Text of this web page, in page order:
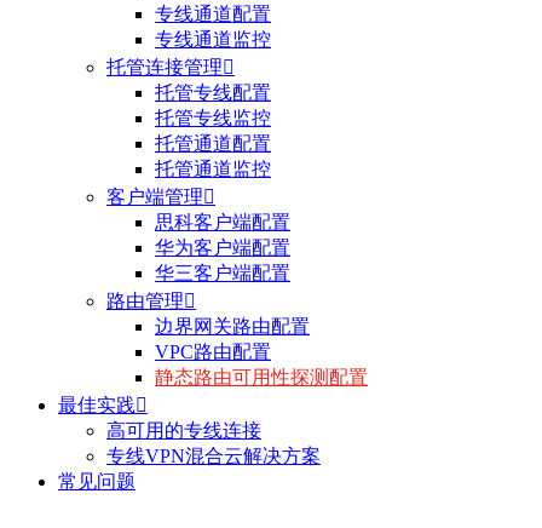
专线通道配置
专线通道监控
托管连接管理
托管专线配置
托管专线监控
托管通道配置
托管通道监控
客户端管理
思科客户端配置
华为客户端配置
华三客户端配置
路由管理
边界网关路由配置
VPC路由配置
静态路由可用性探测配置
最佳实践
高可用的专线连接
专线VPN混合云解决方案
常见问题